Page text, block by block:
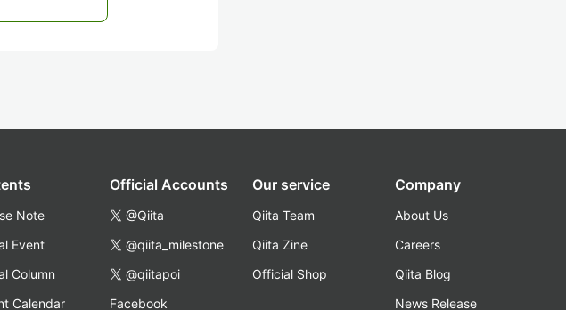
Note
Event
Column
Calendar
Official Accounts
@Qiita
@qiita_milestone
@qiitapoi
Facebook
Our service
Qiita Team
Qiita Zine
Official Shop
Company
About Us
Careers
Qiita Blog
News Release